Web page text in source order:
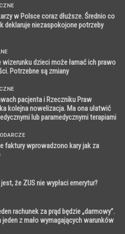
w Polsce coraz dłuższe. Średnio co
deklaruje niezaspokojone potrzeby
wizerunku dzieci może łamać ich prawo
Potrzebne są zmiany
pacjenta i Rzeczniku Praw
kolejna nowelizacja. Ma ona ułatwić
lub paramedycznymi terapiami
faktury wprowadzono kary jak za
że ZUS nie wypłaci emerytur?
rachunek za prąd będzie „darmowy”.
jeden z mało wymagających warunków